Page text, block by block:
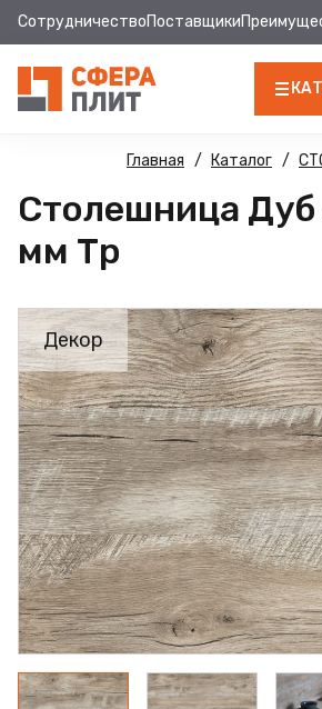
СотрудничествоПоставщики
МДФ
ХДФ
ДВПО
КЛЕЙ
Главная Каталог
Столешница
мм Тр
Декор